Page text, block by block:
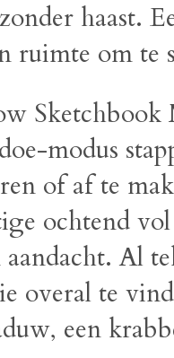
haast.
ruimte om te
modus
of af te
ochtend
Al
overal te
een